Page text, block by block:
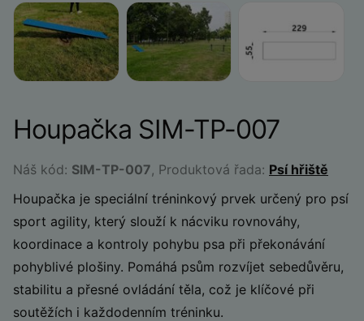
Houpačka SIM-TP-007
Náš kód: SIM-TP-007, Produktová řada: Psí hřiště
Houpačka je speciální tréninkový prvek určený pro psí
sport agility, který slouží k nácviku rovnováhy,
koordinace a kontroly pohybu psa při překonávání
pohyblivé plošiny. Pomáhá psům rozvíjet sebedůvěru,
stabilitu a přesné ovládání těla, což je klíčové při
soutěžích i každodenním tréninku.